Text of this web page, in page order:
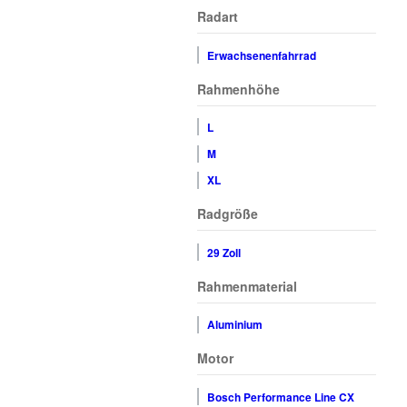
Radart
Erwachsenenfahrrad
Rahmenhöhe
L
M
XL
Radgröße
29 Zoll
Rahmenmaterial
Aluminium
Motor
Bosch Performance Line CX